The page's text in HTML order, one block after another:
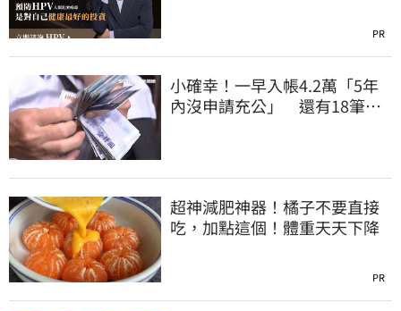
PR
小確幸！一早入帳4.2萬「5年
內沒申請充公」 還有18筆錢
超神減肥神器！橘子不要直接
吃，加點這個！體重天天下降
PR